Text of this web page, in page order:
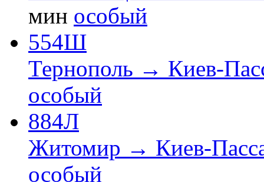
мин особый
554Ш
Тернополь → Киев-
особый
884Л
Житомир → Киев-
особый